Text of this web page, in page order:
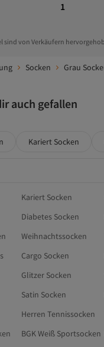
1
sind von Verkäufern
Socken Grau
auch gefallen
Kariert Socken
Kariert Socken
Diabetes Socken
Weihnachtssocken
Cargo Socken
Glitzer Socken
Satin Socken
Herren Tennissocken
BGK Weiß Sportsocken